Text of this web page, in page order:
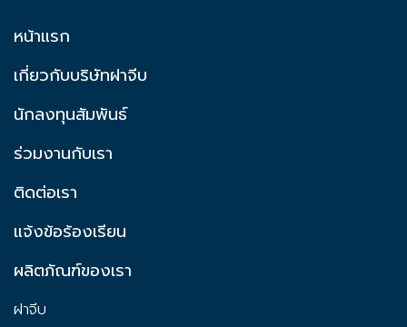
หน้าแรก
เกี่ยวกับบริษัทฝาจีบ
นักลงทุนสัมพันธ์
ร่วมงานกับเรา
ติดต่อเรา
แจ้งข้อร้องเรียน
ผลิตภัณฑ์ของเรา
ฝาจีบ